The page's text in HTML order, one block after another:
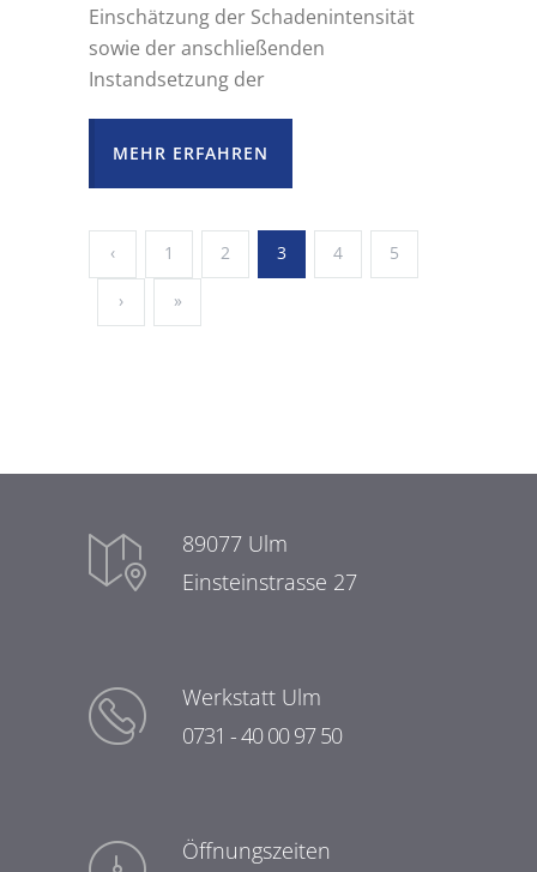
Einschätzung der Schadenintensität
sowie der anschließenden
Instandsetzung der
MEHR ERFAHREN
‹ 1 2 3 4 5
› »
89077 Ulm
Einsteinstrasse 27
Werkstatt Ulm
0731 - 40 00 97 50
Öffnungszeiten